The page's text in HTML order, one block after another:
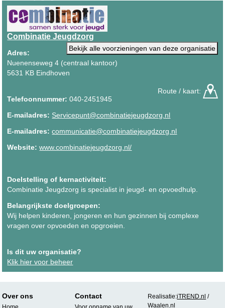
Combinatie Jeugdzorg
Bekijk alle voorzieningen van deze organisatie
Adres:
Nuenenseweg 4 (centraal kantoor)
5631 KB Eindhoven
Route / kaart:
Telefoonnummer: 040-2451945
E-mailadres: Servicepunt@combinatiejeugdzorg.nl
E-mailadres: communicatie@combinatiejeugdzorg.nl
Website: www.combinatiejeugdzorg.nl/
Doelstelling of kernactiviteit:
Combinatie Jeugdzorg is specialist in jeugd- en opvoedhulp.
Belangrijkste doelgroepen:
Wij helpen kinderen, jongeren en hun gezinnen bij complexe
vragen over opvoeden en opgroeien.
Is dit uw organisatie?
Klik hier voor beheer
Over ons Contact Realisatie:iTREND.nl /
Waalen.nl